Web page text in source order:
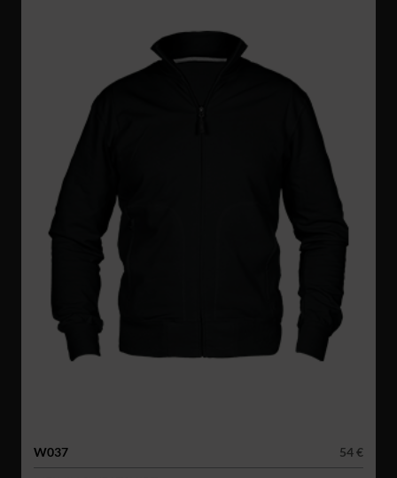
W037
54 €